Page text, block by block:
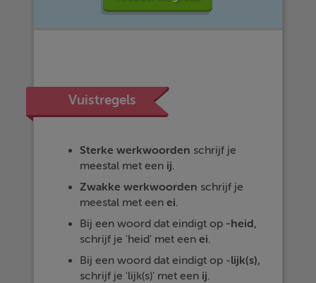
Vuistregels
Sterke werkwoorden schrijf je
meestal met een ij.
Zwakke werkwoorden schrijf je
meestal met eenei.
Bij een woord dat eindigt op -heid,
schrijf je 'heid' met eenei.
Bij een woord dat eindigt op -lijk(s),
schrijf je 'lijk(s)' met een ij.